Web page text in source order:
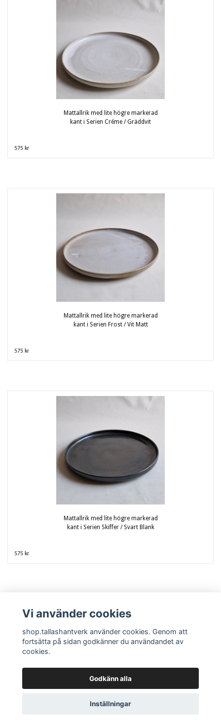
Mattallrik med lite högre markerad
kant i Serien Créme / Gräddvit
575 kr
Mattallrik med lite högre markerad
kant i Serien Frost / Vit Matt
575 kr
Mattallrik med lite högre markerad
kant i Serien Skiffer / Svart Blank
575 kr
Tallås Hantverk Krukmakeri
© Copyright 2026 Tallås Hantverk Krukmakeri
Vi använder cookies
shop.tallashantverk använder cookies. Genom att
fortsätta på sidan godkänner du användandet av
cookies.
Godkänn alla
Inställningar